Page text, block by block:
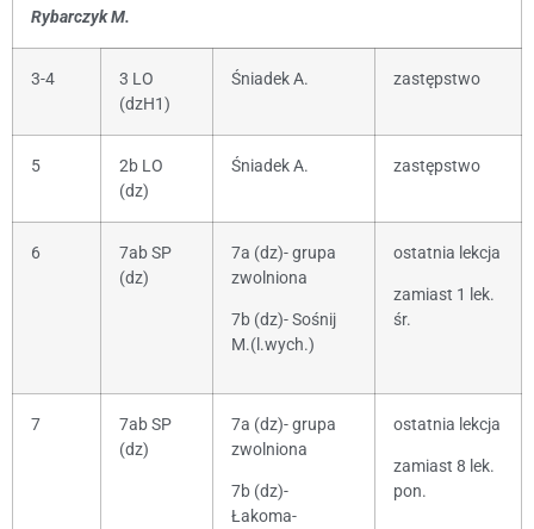
Rybarczyk M.
3-4
3 LO
(dzH1)
Śniadek A. zastępstwo
5
2b LO
(dz)
Śniadek A. zastępstwo
6
7ab SP
(dz)
7a (dz)- grupa
zwolniona
7b (dz)- Sośnij
M.(l.wych.)
ostatnia lekcja
zamiast 1 lek.
śr.
7
7ab SP
(dz)
7a (dz)- grupa
zwolniona
7b (dz)-
Łakoma-
ostatnia lekcja
zamiast 8 lek.
pon.